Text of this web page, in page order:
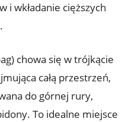
i wkładanie cięższych
chowa się w trójkącie
całą przestrzeń,
do górnej rury,
To idealne miejsce